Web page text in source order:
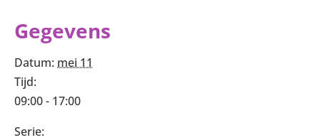
Gegevens
Datum: mei 11
Tijd:
09:00 - 17:00
Serie: